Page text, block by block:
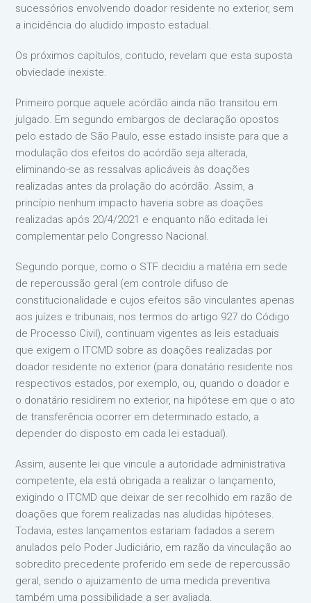
sucessórios envolvendo doador residente no exterior, sem
a incidência do aludido imposto estadual.
Os próximos capítulos, contudo, revelam que esta suposta
obviedade inexiste.
Primeiro porque aquele acórdão ainda não transitou em
julgado. Em segundo embargos de declaração opostos
pelo estado de São Paulo, esse estado insiste para que a
modulação dos efeitos do acórdão seja alterada,
eliminando-se as ressalvas aplicáveis às doações
realizadas antes da prolação do acórdão. Assim, a
princípio nenhum impacto haveria sobre as doações
realizadas após 20/4/2021 e enquanto não editada lei
complementar pelo Congresso Nacional.
Segundo porque, como o STF decidiu a matéria em sede
de repercussão geral (em controle difuso de
constitucionalidade e cujos efeitos são vinculantes apenas
aos juízes e tribunais, nos termos do artigo 927 do Código
de Processo Civil), continuam vigentes as leis estaduais
que exigem o ITCMD sobre as doações realizadas por
doador residente no exterior (para donatário residente nos
respectivos estados, por exemplo, ou, quando o doador e
o donatário residirem no exterior, na hipótese em que o ato
de transferência ocorrer em determinado estado, a
depender do disposto em cada lei estadual).
Assim, ausente lei que vincule a autoridade administrativa
competente, ela está obrigada a realizar o lançamento,
exigindo o ITCMD que deixar de ser recolhido em razão de
doações que forem realizadas nas aludidas hipóteses.
Todavia, estes lançamentos estariam fadados a serem
anulados pelo Poder Judiciário, em razão da vinculação ao
sobredito precedente proferido em sede de repercussão
geral, sendo o ajuizamento de uma medida preventiva
também uma possibilidade a ser avaliada.